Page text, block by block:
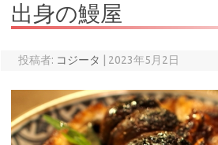
出身の鰻屋
投稿者: コジータ 2023年5月2日